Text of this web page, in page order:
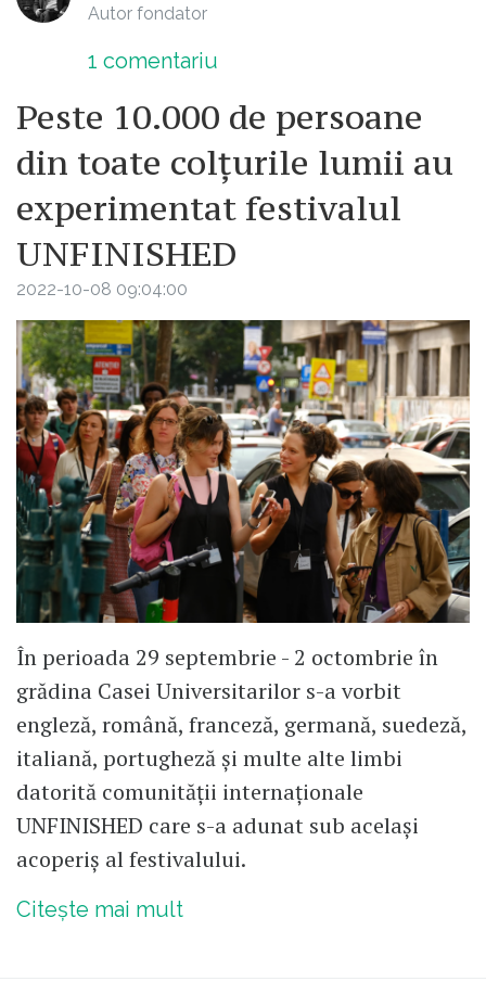
Autor fondator
1 comentariu
Peste 10.000 de persoane
din toate colțurile lumii au
experimentat festivalul
UNFINISHED
2022-10-08 09:04:00
În perioada 29 septembrie - 2 octombrie în
grădina Casei Universitarilor s-a vorbit
engleză, română, franceză, germană, suedeză,
italiană, portugheză și multe alte limbi
datorită comunității internaționale
UNFINISHED care s-a adunat sub același
acoperiș al festivalului.
Citește mai mult